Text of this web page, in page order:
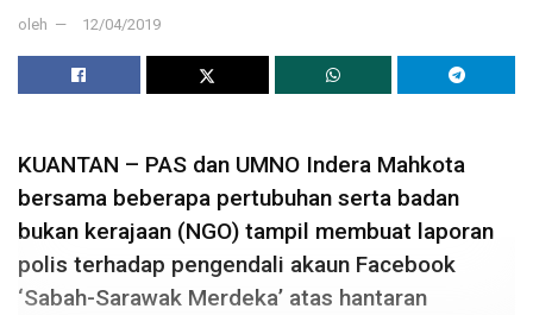
oleh 12/04/2019
KUANTAN – PAS dan UMNO Indera Mahkota
bersama beberapa pertubuhan serta badan
bukan kerajaan (NGO) tampil membuat laporan
polis terhadap pengendali akaun Facebook
‘Sabah-Sarawak Merdeka’ atas hantaran